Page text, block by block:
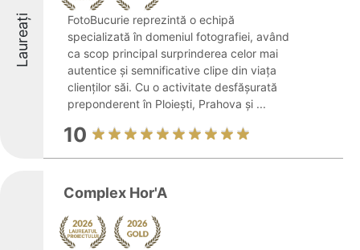
Laureați
FotoBucurie reprezintă o echipă
specializată în domeniul fotografiei, având
ca scop principal surprinderea celor mai
autentice și semnificative clipe din viața
clienților săi. Cu o activitate desfășurată
preponderent în Ploiești, Prahova și ...
10
Complex Hor'A